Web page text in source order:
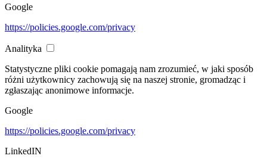
Google
https://policies.google.com/privacy
Analityka
Statystyczne pliki cookie pomagają nam zrozumieć, w jaki sposób
różni użytkownicy zachowują się na naszej stronie, gromadząc i
zgłaszając anonimowe informacje.
Google
https://policies.google.com/privacy
LinkedIN